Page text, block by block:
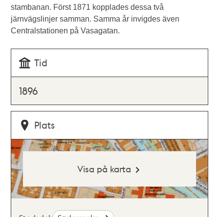
stambanan. Först 1871 kopplades dessa två
järnvägslinjer samman. Samma år invigdes även
Centralstationen på Vasagatan.
Tid
1896
Plats
Visa på karta